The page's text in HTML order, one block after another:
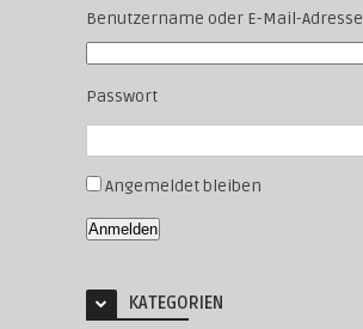
Benutzername oder E-Mail-Adresse
Passwort
Angemeldet bleiben
Anmelden
KATEGORIEN